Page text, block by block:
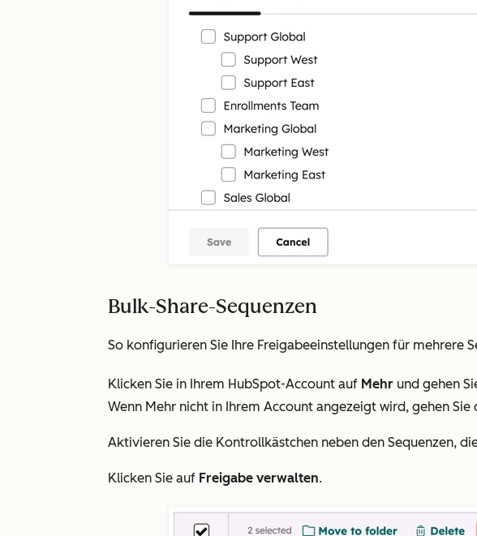
Bulk-Share-Sequenzen
So konfigurieren Sie Ihre Freigabeeinstellungen für mehrere
Klicken Sie in Ihrem HubSpot-Account auf Mehr und gehen
Wenn Mehr nicht in Ihrem Account angezeigt wird, gehen Sie
Aktivieren Sie die Kontrollkästchen neben den Sequenzen,
Klicken Sie auf Freigabe verwalten.